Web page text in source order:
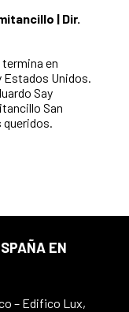
| Dir.
en
Estados Unidos.
Say
San
queridos.
EN
– Edifico Lux,